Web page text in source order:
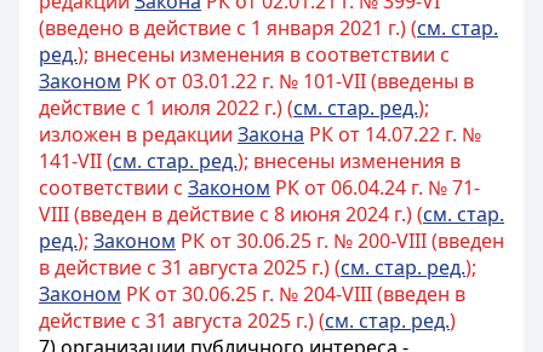
(введено в действие с 1 января 2021 г.) (см. стар.
ред.); внесены изменения в соответствии с
Законом РК от 03.01.22 г. № 101-VII (введены в
действие с 1 июля 2022 г.) (см. стар. ред.);
изложен в редакции Закона РК от 14.07.22 г. №
141-VII (см. стар. ред.); внесены изменения в
соответствии с Законом РК от 06.04.24 г. № 71-
VIII (введен в действие с 8 июня 2024 г.) (см. стар.
ред.); Законом РК от 30.06.25 г. № 200-VIII (введен
в действие с 31 августа 2025 г.) (см. стар. ред.);
Законом РК от 30.06.25 г. № 204-VIII (введен в
действие с 31 августа 2025 г.) (см. стар. ред.)